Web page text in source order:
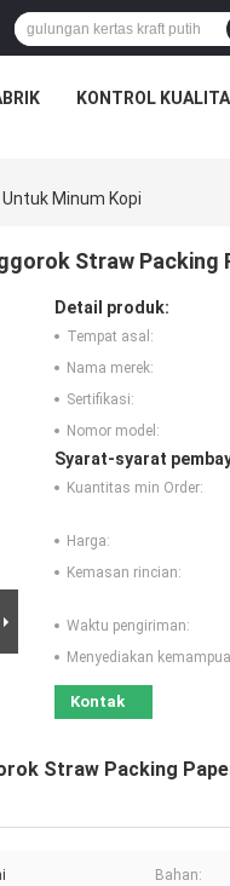
KONTROL
Minum Kopi
Straw Packing
Detail produk:
Tempat asal:
Nama merek:
Sertifikasi:
Nomor model:
Syarat-syarat
Kuantitas min Order:
Harga:
Kemasan rincian:
Waktu pengiriman:
Menyediakan
Kontak
Straw Packing
Bahan: